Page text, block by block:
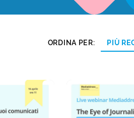
ORDINA PER: PIÙ